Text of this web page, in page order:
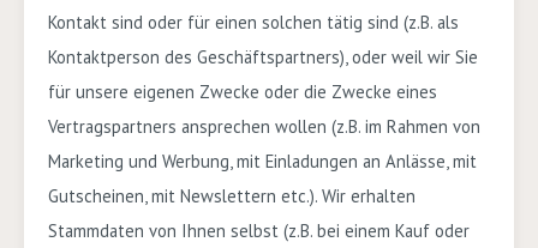
Kontakt sind oder für einen solchen tätig sind (z.B. als
Kontaktperson des Geschäftspartners), oder weil wir Sie
für unsere eigenen Zwecke oder die Zwecke eines
Vertragspartners ansprechen wollen (z.B. im Rahmen von
Marketing und Werbung , mit Einladungen an Anlässe, mit
Gutscheinen, mit Newslettern etc.). Wir erhalten
Stammdaten von Ihnen selbst (z.B. bei einem Kauf oder